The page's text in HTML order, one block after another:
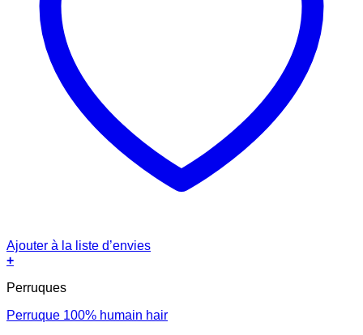
Ajouter à la liste d’envies
+
Perruques
Perruque 100% humain hair